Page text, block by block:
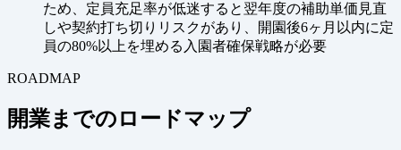
ため、定員充足率が低迷すると翌年度の補助単価見直
しや契約打ち切りリスクがあり、開園後6ヶ月以内に定
員の80%以上を埋める入園者確保戦略が必要
ROADMAP
開業までのロードマップ